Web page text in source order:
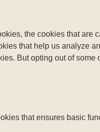
the cookies that are
that help us analyze
But opting out of some
that ensures basic